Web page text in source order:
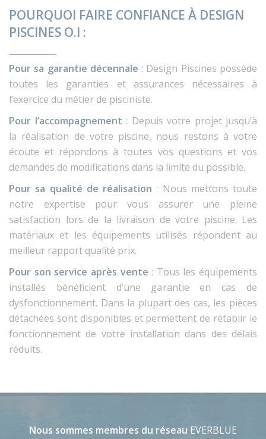
POURQUOI FAIRE CONFIANCE À DESIGN
PISCINES O.I :
Pour sa garantie décennale : Design Piscines possède
toutes les garanties et assurances nécessaires à
l’exercice du métier de pisciniste.
Pour l’accompagnement : Depuis votre projet jusqu’à
la réalisation de votre piscine, nous restons à votre
écoute et répondons à toutes vos questions et vos
demandes de modifications dans la limite du possible.
Pour sa qualité de réalisation : Nous mettons toute
notre expertise pour vous assurer une pleine
satisfaction lors de la livraison de votre piscine. Les
matériaux et les équipements utilisés répondent au
meilleur rapport qualité prix.
Pour son service après vente : Tous les équipements
installés bénéficient d’une garantie en cas de
dysfonctionnement. Dans la plupart des cas, les pièces
détachées sont disponibles et permettent de rétablir le
fonctionnement de votre installation dans des délais
réduits.
Nous sommes membres du réseau EVERBLUE